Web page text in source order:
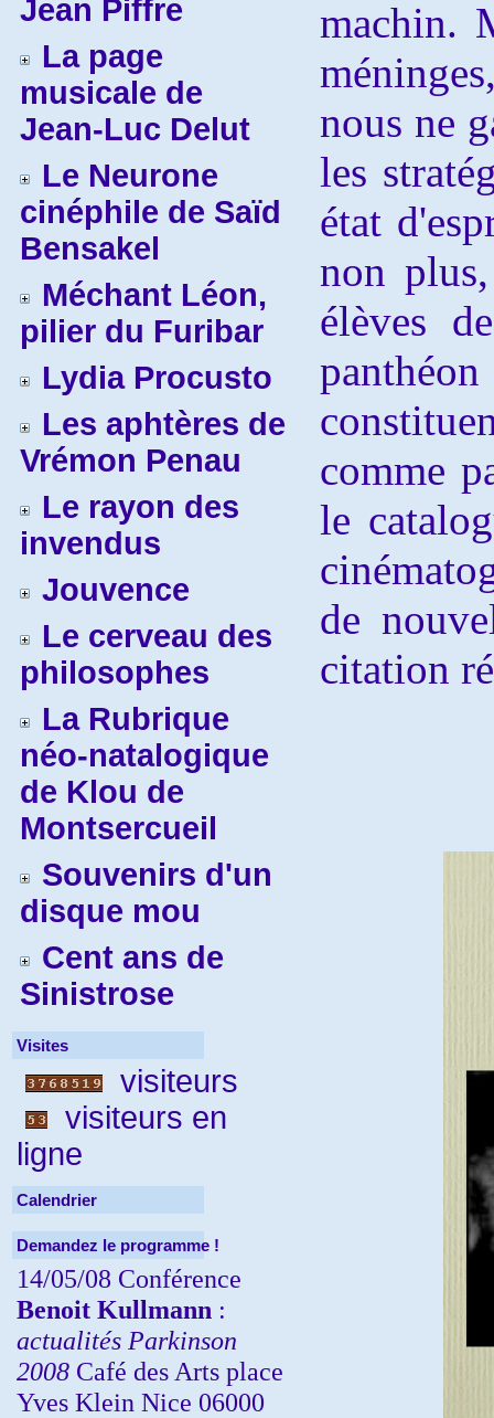
Jean Piffre
La page
musicale de
Jean-Luc Delut
Le Neurone
cinéphile de Saïd
Bensakel
Méchant Léon,
pilier du Furibar
Lydia Procusto
Les aphtères de
Vrémon Penau
Le rayon des
invendus
Jouvence
Le cerveau des
philosophes
La Rubrique
néo-natalogique
de Klou de
Montsercueil
Souvenirs d'un
disque mou
Cent ans de
Sinistrose
Visites
visiteurs
visiteurs en
ligne
Calendrier
Demandez le programme !
14/05/08 Conférence
Benoit Kullmann :
actualités Parkinson
2008 Café des Arts place
Yves Klein Nice 06000
machin.
nous ne
les
état
non
élèves
comme
le
de
citation